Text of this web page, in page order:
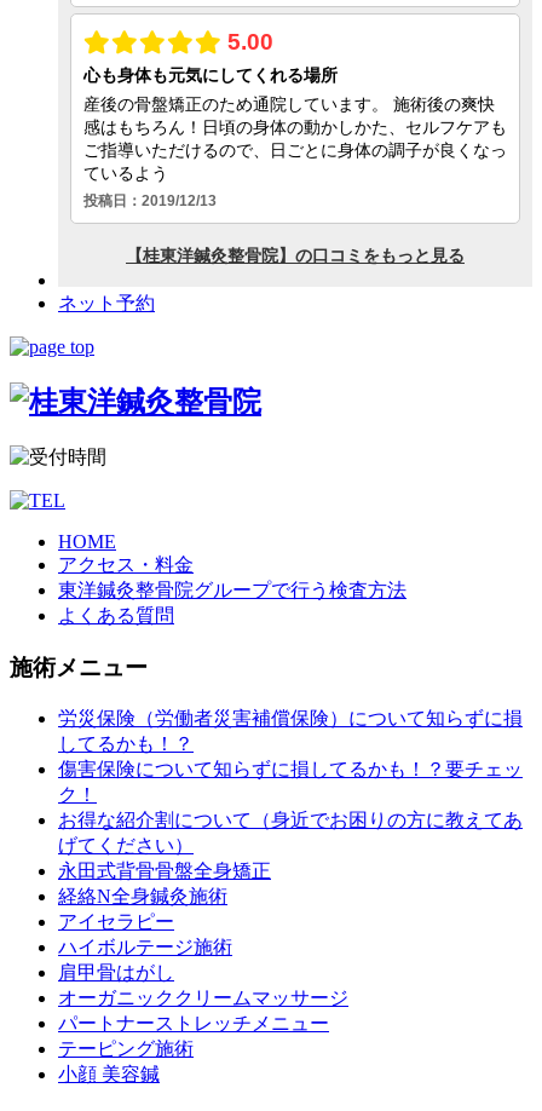
ネット予約
HOME
アクセス・料金
東洋鍼灸整骨院グループで行う検査方法
よくある質問
施術メニュー
労災保険（労働者災害補償保険）について知らずに損
してるかも！？
傷害保険について知らずに損してるかも！？要チェッ
ク！
お得な紹介割について（身近でお困りの方に教えてあ
げてください）
永田式背骨骨盤全身矯正
経絡N全身鍼灸施術
アイセラピー
ハイボルテージ施術
肩甲骨はがし
オーガニッククリームマッサージ
パートナーストレッチメニュー
テーピング施術
小顔 美容鍼